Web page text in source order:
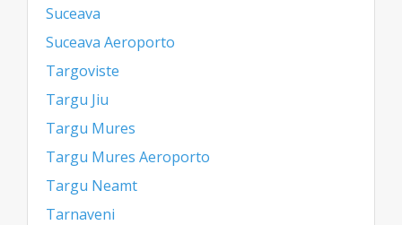
Suceava
Suceava Aeroporto
Targoviste
Targu Jiu
Targu Mures
Targu Mures Aeroporto
Targu Neamt
Tarnaveni